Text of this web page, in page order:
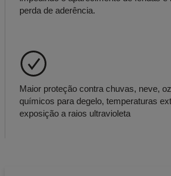
perda de aderência.
Maior proteção contra chuvas, neve,
químicos para degelo, temperaturas
exposição a raios ultravioleta